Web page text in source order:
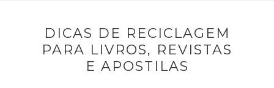
DICAS DE RECICLAGEM
PARA LIVROS, REVISTAS
E APOSTILAS